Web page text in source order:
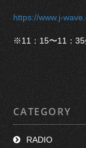
https://www.j-
※11：15〜11：35
CATEGORY
RADIO